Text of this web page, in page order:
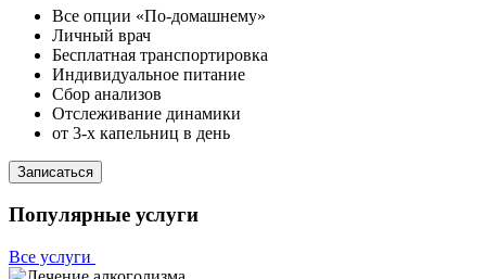
Все опции «По-домашнему»
Личный врач
Бесплатная транспортировка
Индивидуальное питание
Сбор анализов
Отслеживание динамики
от 3-х капельниц в день
Записаться
Популярные услуги
Все услуги